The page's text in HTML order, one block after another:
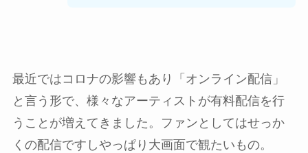
最近ではコロナの影響もあり「オンライン配信」
と言う形で、様々なアーティストが有料配信を行
うことが増えてきました。ファンとしてはせっか
くの配信ですしやっぱり大画面で観たいもの。